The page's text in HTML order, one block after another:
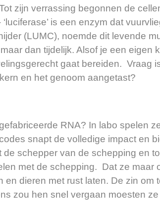
zijn verrassing begonnen de
is een enzym dat
(LUMC), noemde dit levende
dan tijdelijk. Alsof je een eigen
gaat bereiden. Vraag
en het genoom aangetast?
RNA? In labo spelen
snapt de volledige impact en
schepper van de schepping en
met de schepping. Dat ze maar
dieren met rust laten. De zin om
zou hen snel vergaan moesten